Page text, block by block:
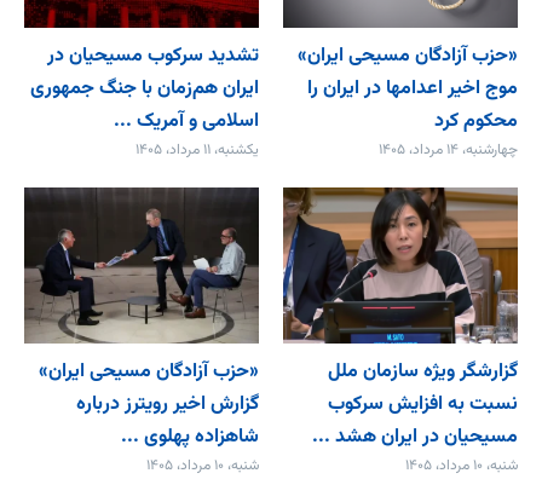
«حزب آزادگان مسیحی ایران»
موج اخیر اعدامها در ایران را
محکوم کرد
چهارشنبه، ۱۴ مرداد، ۱۴۰۵
تشدید سرکوب مسیحیان در
ایران هم‌زمان با جنگ جمهوری
اسلامی و آمریک ...
یکشنبه، ۱۱ مرداد، ۱۴۰۵
گزارشگر ویژه سازمان ملل
نسبت به افزایش سرکوب
مسیحیان در ایران هشد ...
شنبه، ۱۰ مرداد، ۱۴۰۵
«حزب آزادگان مسیحی ایران»
گزارش اخیر رویترز درباره
شاهزاده پهلوی ...
شنبه، ۱۰ مرداد، ۱۴۰۵